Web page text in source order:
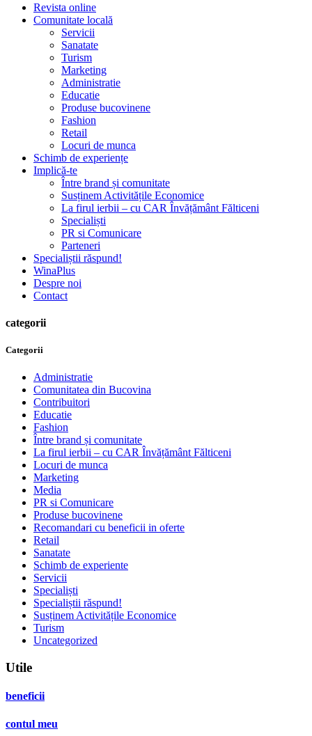
Revista online
Comunitate locală
Servicii
Sanatate
Turism
Marketing
Administratie
Educatie
Produse bucovinene
Fashion
Retail
Locuri de munca
Schimb de experiențe
Implică-te
Între brand și comunitate
Susținem Activitățile Economice
La firul ierbii – cu CAR Învățământ Fălticeni
Specialiști
PR si Comunicare
Parteneri
Specialiștii răspund!
WinaPlus
Despre noi
Contact
categorii
Categorii
Administratie
Comunitatea din Bucovina
Contribuitori
Educatie
Fashion
Între brand și comunitate
La firul ierbii – cu CAR Învățământ Fălticeni
Locuri de munca
Marketing
Media
PR si Comunicare
Produse bucovinene
Recomandari cu beneficii in oferte
Retail
Sanatate
Schimb de experiente
Servicii
Specialiști
Specialiștii răspund!
Susținem Activitățile Economice
Turism
Uncategorized
Utile
beneficii
contul meu